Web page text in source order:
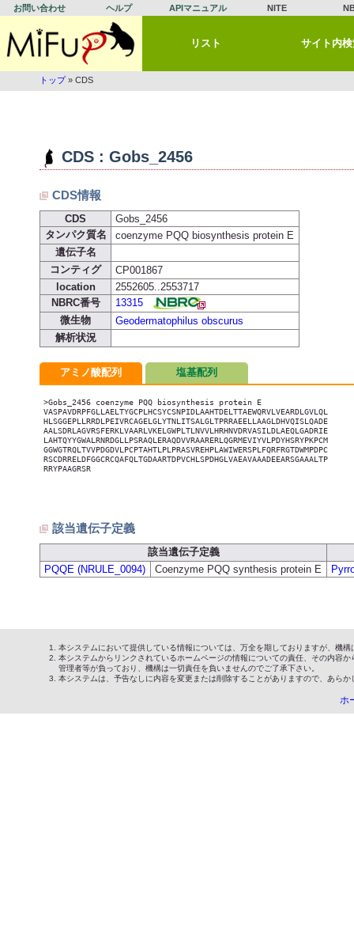
お問い合わせ ヘルプ APIマニュアル NITE
リスト サイト内
トップ» CDS
CDS : Gobs_2456
CDS情報
CDS
Gobs_2456
タンパク質名
coenzyme PQQ biosynthesis protein E
遺伝子名
コンティグ
CP001867
location
2552605..2553717
NBRC番号
13315
微生物
Geodermatophilus obscurus
解析状況
アミノ酸配列 塩基配列
>Gobs_2456 coenzyme PQQ biosynthesis protein E
VASPAVDRPFGLLAELTYGCPLHCSYCSNPIDLAAHTDELTTAEWQRVLVEARDLGVLQL
HLSGGEPLLRRDLPEIVRCAGELGLYTNLITSALGLTPRRAEELLAAGLDHVQISLQADE
AALSDRLAGVRSFERKLVAARLVKELGWPLTLNVVLHRHNVDRVASILDLAEQLGADRIE
LAHTQYYGWALRNRDGLLPSRAQLERAQDVVRAARERLQGRMEVIYVLPDYHSRYPKPCM
GGWGTRQLTVVPDGDVLPCPTAHTLPLPRASVREHPLAWIWERSPLFQRFRGTDWMPDPC
RSCDRRELDFGGCRCQAFQLTGDAARTDPVCHLSPDHGLVAEAVAAADEEARSGAAALTP
RRYPAAGRSR
該当遺伝子定義
該当遺伝子定義
PQQE (NRULE_0094)
Coenzyme PQQ synthesis protein E
本システムにおいて提供している情報については、万全を期しておりますが、機
本システムからリンクされているホームページの情報についての責任、その内容
管理者等が負っており、機構は一切責任を負いませんのでご了承下さい。
本システムは、予告なしに内容を変更または削除することがありますので、あらか
ホ